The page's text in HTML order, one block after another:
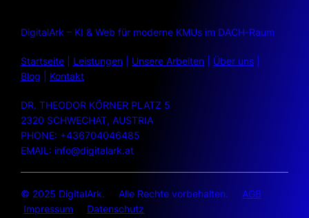
DigitalArk – KI & Web für moderne KMUs im DACH-Raum
© 2025 DigitalArk. Alle Rechte vorbehalten. AGB
Impressum
Datenschutz
Startseite| Leistungen| Unsere Arbeiten| Über uns|
Blog
Kontakt
DR. THEODOR KÖRNER PLATZ 5
2320 SCHWECHAT, AUSTRIA
PHONE: +436704046485
EMAIL: info@digitalark.at